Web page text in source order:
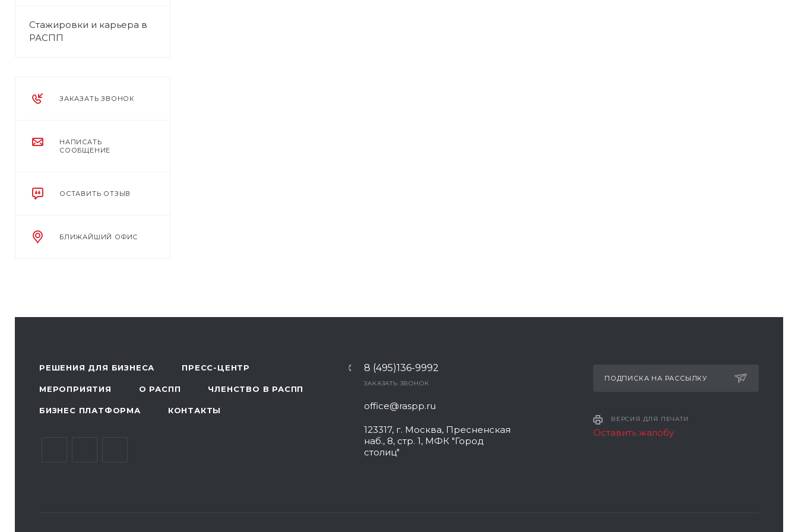
Стажировки и карьера в
РАСПП
ЗАКАЗАТЬ ЗВОНОК
НАПИСАТЬ
СООБЩЕНИЕ
ОСТАВИТЬ ОТЗЫВ
БЛИЖАЙШИЙ ОФИС
РЕШЕНИЯ ДЛЯ БИЗНЕСА ПРЕСС-ЦЕНТР
МЕРОПРИЯТИЯ О РАСПП ЧЛЕНСТВО В РАСПП
БИЗНЕС ПЛАТФОРМА КОНТАКТЫ
8 (495)136-9992
ЗАКАЗАТЬ ЗВОНОК
office@raspp.ru
123317, г. Москва, Пресненская
наб., 8, стр. 1, МФК "Город
столиц"
ПОДПИСКА НА РАССЫЛКУ
ВЕРСИЯ ДЛЯ ПЕЧАТИ
Оставить жалобу